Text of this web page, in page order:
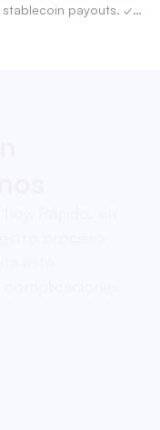
stablecoin payouts. ✓